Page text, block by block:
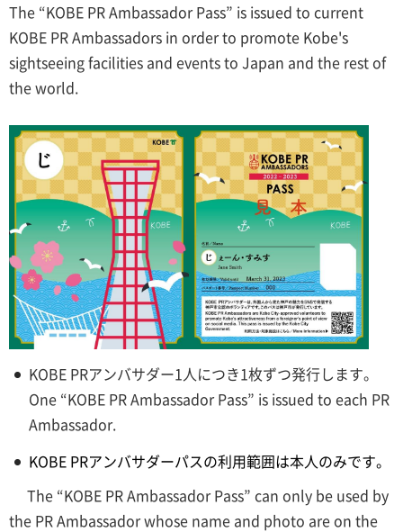
The “KOBE PR Ambassador Pass” is issued to current
KOBE PR Ambassadors in order to promote Kobe's
sightseeing facilities and events to Japan and the rest of
the world.
KOBE PRアンバサダー1人につき1枚ずつ発行します。
One “KOBE PR Ambassador Pass” is issued to each PR
Ambassador.
KOBE PRアンバサダーパスの利用範囲は本人のみです。
The “KOBE PR Ambassador Pass” can only be used by
the PR Ambassador whose name and photo are on the